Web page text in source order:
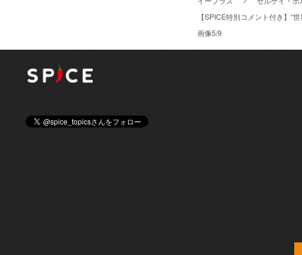
【SPICE特別コメント付き】“
画像5/9